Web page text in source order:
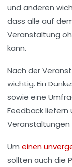
und anderen
dass alle auf
Veranstaltung
kann.
Nach der
wichtig. Ein
sowie eine
Feedback liefern
Veranstaltungen
Um einen
sollten auch die